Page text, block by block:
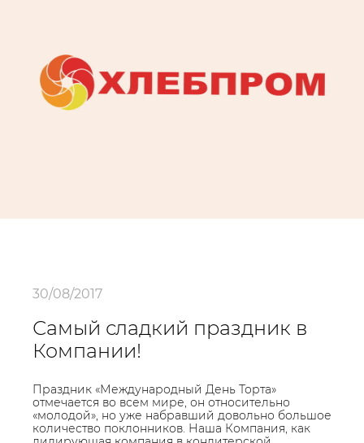
30/08/2017
Самый сладкий праздник в
Компании!
Праздник «Международный День Торта»
отмечается во всем мире, он относительно
«молодой», но уже набравший довольно большое
количество поклонников. Наша Компания, как